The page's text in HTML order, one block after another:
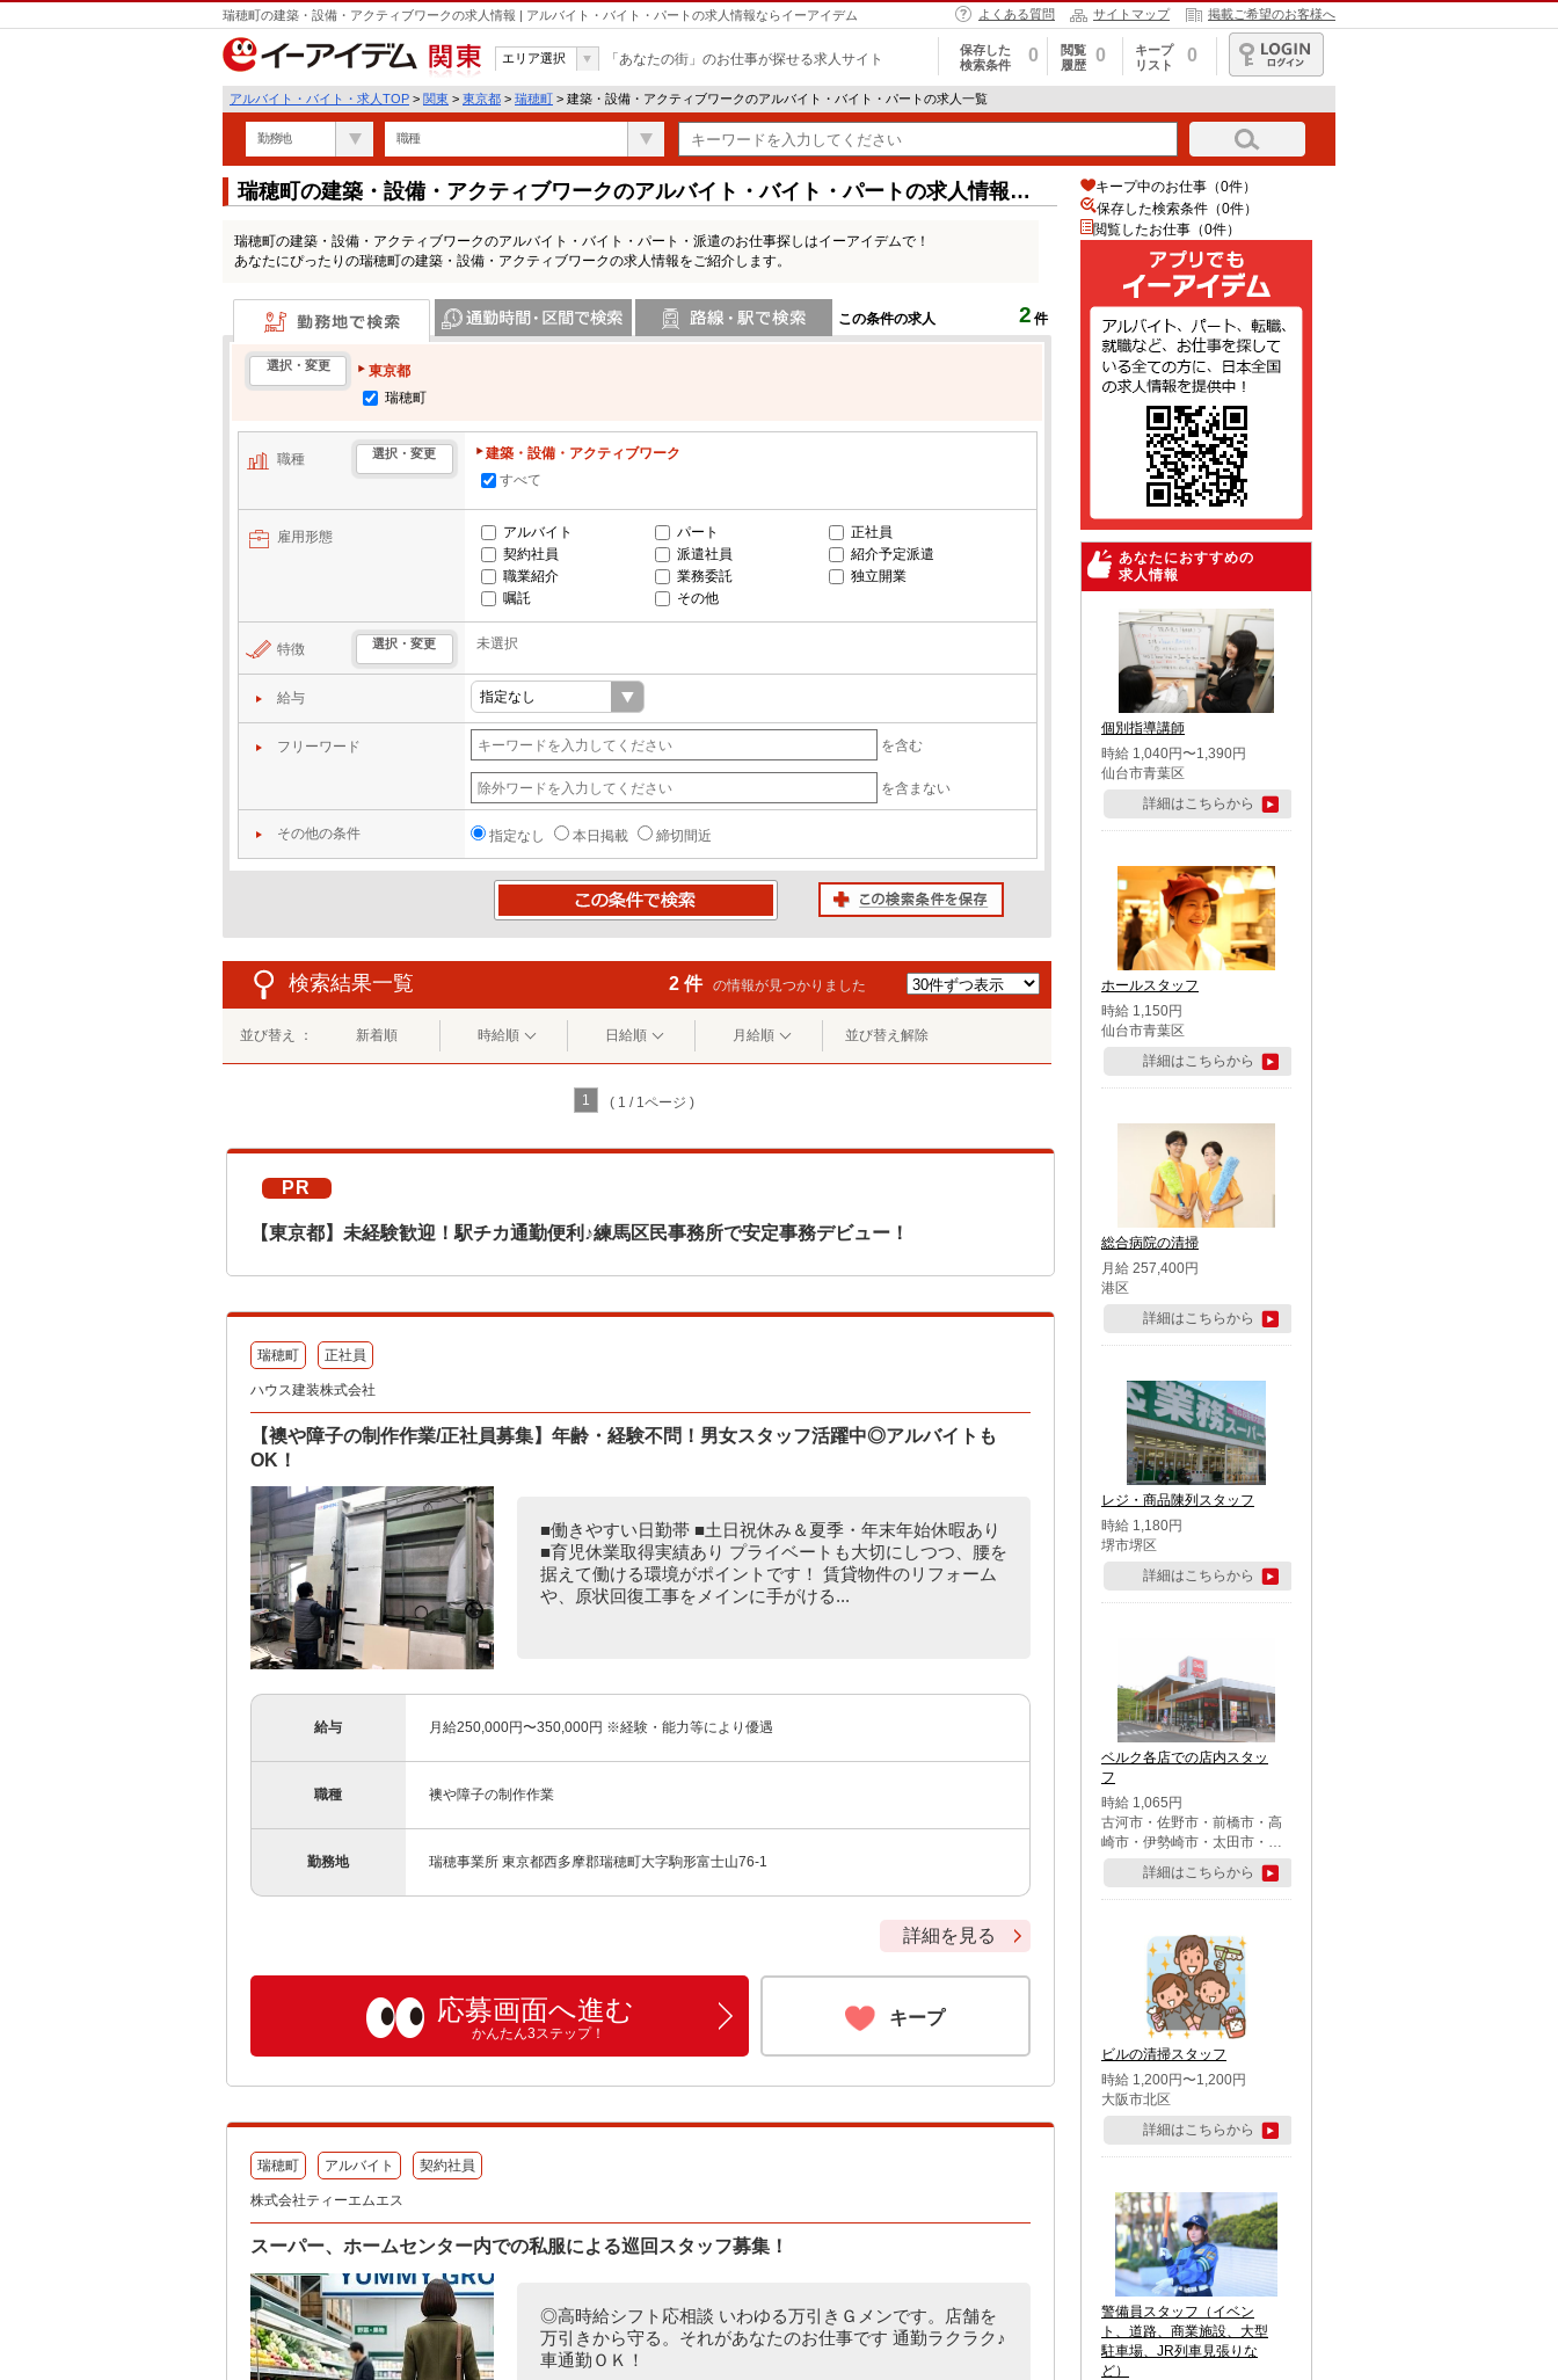
瑞穂町の建築・設備・アクティブワークの求人情報 | アルバイト・バイト・パートの求人情報ならイーアイデム よくある質問 サイトマップ 掲載ご希望のお客様へ
関東
エリア選択 「あなたの街」のお仕事が探せる求人サイト
保存した
検索条件
0
閲覧
履歴
0
キープ
リスト
0
ログイン
アルバイト・バイト・求人TOP > 関東 > 東京都 > 瑞穂町 > 建築・設備・アクティブワークのアルバイト・バイト・パートの求人一覧
勤務地 職種
瑞穂町の建築・設備・アクティブワークのアルバイト・バイト・パートの求人情報一
瑞穂町の建築・設備・アクティブワークのアルバイト・バイト・パート・派遣のお仕事探しはイーアイデムで！
あなたにぴったりの瑞穂町の建築・設備・アクティブワークの求人情報をご紹介します。
この条件の求人 2 件
勤務地で検索
選択・変更
東京都
瑞穂町
職種 選択・変更
建築・設備・アクティブワーク
すべて
雇用形態 アルバイト パート
正社員
契約社員
派遣社員
紹介予定派遣
職業紹介
業務委託
独立開業
嘱託
その他
特徴 選択・変更 未選択
給与
フリーワード を含む
を含まない
その他の条件 指定なし 本日掲載 締切間近
検索結果一覧 2 件 の情報が見つかりました
並び替え ： 新着順 時給順 日給順 月給順 並び替え解除
1 ( 1 / 1ページ )
PR
【東京都】未経験歓迎！駅チカ通勤便利♪練馬区民事務所で安定事務デビュー！
瑞穂町 正社員
ハウス建装株式会社
【襖や障子の制作作業/正社員募集】年齢・経験不問！男女スタッフ活躍中◎アルバイトも
OK！
■働きやすい日勤帯 ■土日祝休み＆夏季・年末年始休暇あり
■育児休業取得実績あり プライベートも大切にしつつ、腰を
据えて働ける環境がポイントです！ 賃貸物件のリフォーム
や、原状回復工事をメインに手がける...
給与 月給250,000円〜350,000円 ※経験・能力等により優遇
職種 襖や障子の制作作業
勤務地 瑞穂事業所 東京都西多摩郡瑞穂町大字駒形富士山76-1
詳細を見る
応募画面へ進む
かんたん3ステップ！
キープ
瑞穂町 アルバイト 契約社員
株式会社ティーエムエス
スーパー、ホームセンター内での私服による巡回スタッフ募集！
◎高時給シフト応相談 いわゆる万引きＧメンです。店舗を
万引きから守る。それがあなたのお仕事です 通勤ラクラク♪
車通勤ＯＫ！
キープ中のお仕事（0件）
保存した検索条件（0件）
閲覧したお仕事（0件）
あなたにおすすめの
求人情報
個別指導講師
時給 1,040円〜1,390円
仙台市青葉区
詳細はこちらから
ホールスタッフ
時給 1,150円
仙台市青葉区
詳細はこちらから
総合病院の清掃
月給 257,400円
港区
詳細はこちらから
レジ・商品陳列スタッフ
時給 1,180円
堺市堺区
詳細はこちらから
ベルク各店での店内スタッ
フ
時給 1,065円
古河市・佐野市・前橋市・高
崎市・伊勢崎市・太田市・館
林市・藤岡市・大泉町・さい
たま市北区・川越市・熊谷
市・行田市・秩父市・所沢
市・鶴ケ島市・千葉市中央
区・市川市・松戸市・習志野
市・柏市・流山市・八千代
市・足立区・江戸川区・八王
子市・町田市
詳細はこちらから
ビルの清掃スタッフ
時給 1,200円〜1,200円
大阪市北区
詳細はこちらから
警備員スタッフ（イベン
ト、道路、商業施設、大型
駐車場、JR列車見張りな
ど）